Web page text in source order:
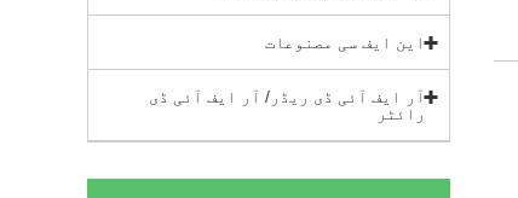
این ایف سی مصنوعات
آر ایف آئی ڈی ریڈر/ آر ایف آئی ڈی
رائٹر